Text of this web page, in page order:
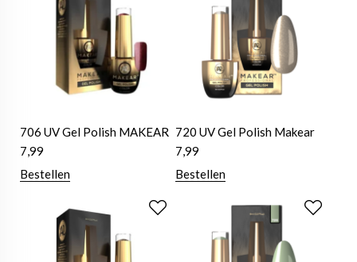
706 UV Gel Polish MAKEAR
7,99
Bestellen
720 UV Gel Polish Makear
7,99
Bestellen